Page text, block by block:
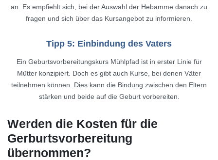
an. Es empfiehlt sich, bei der Auswahl der Hebamme danach zu
fragen und sich über das Kursangebot zu informieren.
Tipp 5: Einbindung des Vaters
Ein Geburtsvorbereitungskurs Mühlpfad ist in erster Linie für
Mütter konzipiert. Doch es gibt auch Kurse, bei denen Väter
teilnehmen können. Dies kann die Bindung zwischen den Eltern
stärken und beide auf die Geburt vorbereiten.
Werden die Kosten für die
Gerburtsvorbereitung
übernommen?